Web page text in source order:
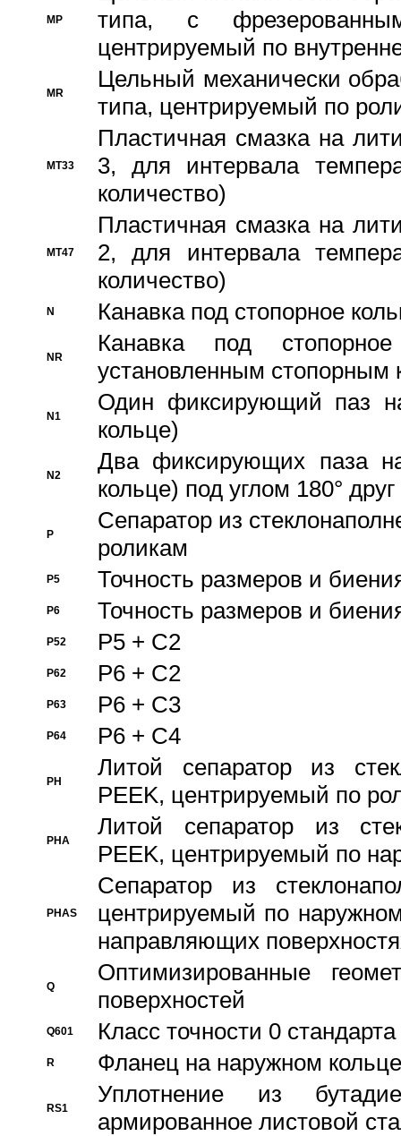
MP
типа, с
центрируемый по
MR
Цельный механически
типа, центрируемый по
MT33
Пластичная смазка на
3, для интервала
количество)
MT47
Пластичная смазка на
2, для интервала
количество)
N Канавка под стопорное
NR
Канавка под
установленным стопорным
N1
Один фиксирующий паз
кольце)
N2
Два фиксирующих паза
кольце) под углом 180° друг
P
Cепаратор из
роликам
P5 Точность размеров и
P6 Точность размеров и
P52 P5 + C2
P62 P6 + C2
P63 P6 + C3
P64 P6 + C4
PH
Литой сепаратор из
PEEK, центрируемый по
PHA
Литой сепаратор из
PEEK, центрируемый по
PHAS
Сепаратор из
центрируемый по
направляющих
Q
Оптимизированные
поверхностей
Q601 Класс точности 0
R Фланец на наружном кольце
RS1
Уплотнение из
армированное листовой